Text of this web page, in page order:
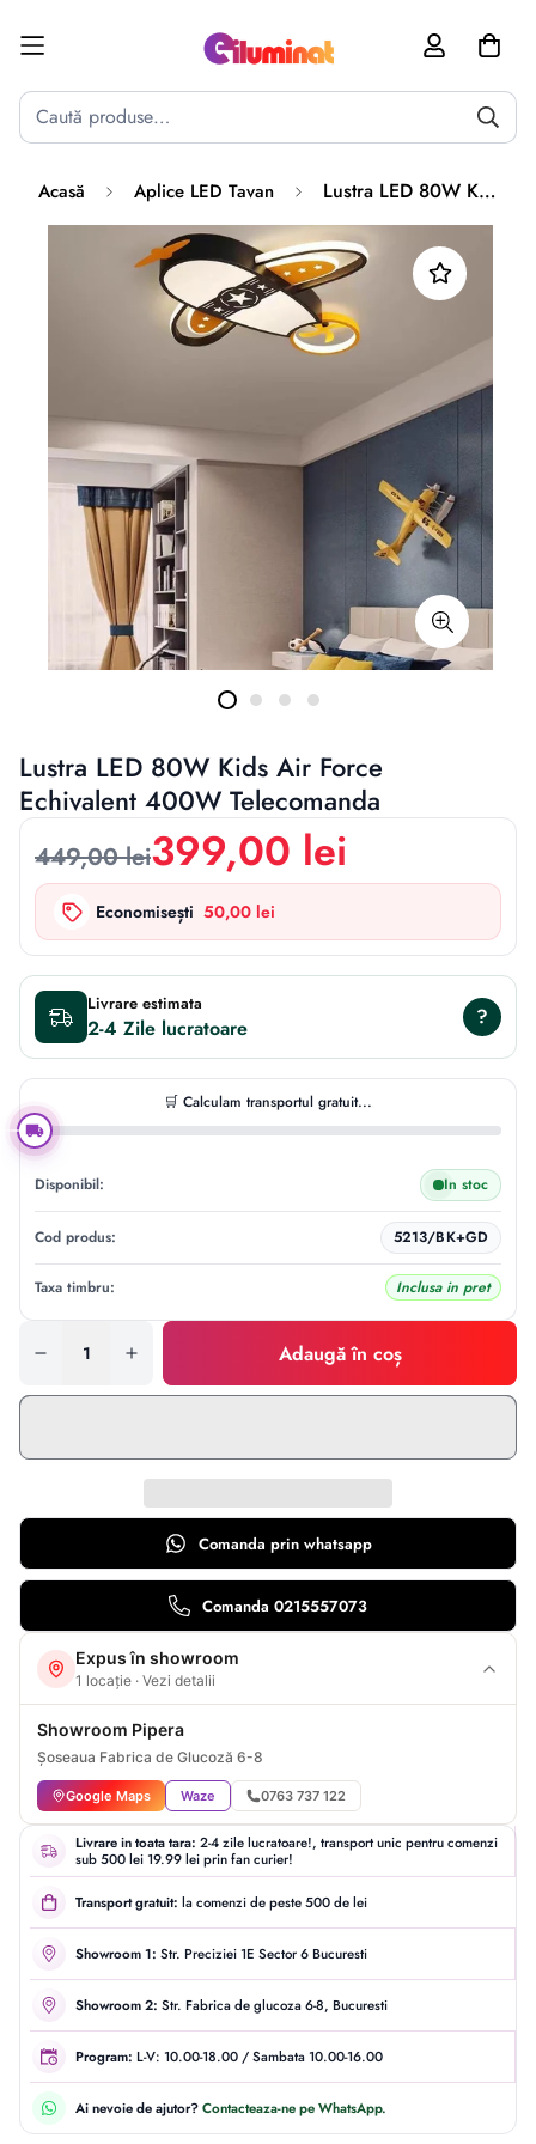
Acasă Aplice LED Tavan Lustra LED 80W Kids Air Force Echivalent 400W Telecomanda
Lustra LED 80W Kids Air Force
Echivalent 400W Telecomanda
449,00 lei399,00 lei
Economisești 50,00 lei
Livrare estimata
2-4 Zile ?
🛒 Calculam transportul gratuit...
Disponibil: In stoc
Cod produs: 5213/BK+GD
Taxa timbru: Inclusa in pret
Adaugă în coș
Comanda prin whatsapp
Comanda 0215557073
Expus în showroom
1 locație · Vezi detalii
Showroom Pipera
Șoseaua Fabrica de Glucoză 6-8
Google Maps Waze 0763 737 122
Livrare in toata tara: 2-4 zile lucratoare!, transport unic pentru comenzi
sub 500 lei 19.99 lei prin fan curier!
Transport gratuit: la comenzi de peste 500 de lei
Showroom 1: Str. Preciziei 1E Sector 6 Bucuresti
Showroom 2: Str. Fabrica de glucoza 6-8, Bucuresti
Program: L-V: 10.00-18.00 / Sambata 10.00-16.00
Ai nevoie de ajutor?Contacteaza-ne pe WhatsApp.